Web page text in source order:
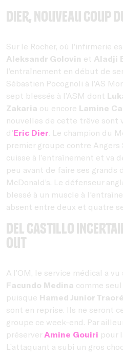
Dier, nouveau coup
Sur le Rocher, où l’infirmerie
Aleksandr Golovin et Aladji
l’entraînement en début de
Sébastien Pocognoli à l’AS
sept blessés à l’ASM dont
Zakaria ou encore Lamine
nouvelles de cette trêve sont
d'Eric Dier. Le champion du
premier groupe contre Angers
cuisse à l’entraînement et va
peu avant de faire ses grands
McDonald’s. Le défenseur
blessé à un muscle à
absent entre deux et quatre
Del Castillo
out
A l’OM, le service médical a
Facundo Medina comme
puisque Hamed Junior Traoré
sont en reprise. Ils ne seront
groupe ce week-end. Par
préserver Amine Gouiri pour
L’attaquant a subi un gros